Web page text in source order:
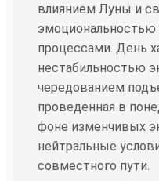
влиянием Луны и
эмоциональностью
процессами. День
нестабильностью
чередованием
проведенная в
фоне изменчивых
нейтральные
совместного пути.